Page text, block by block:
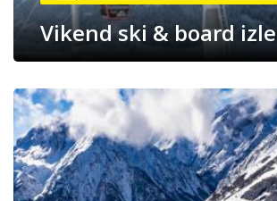
Vikend ski & board